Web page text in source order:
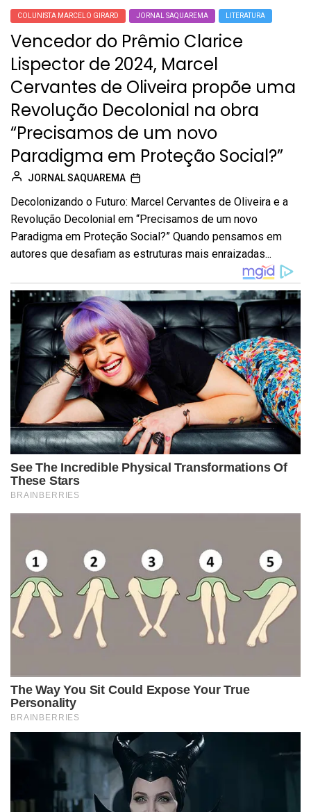
COLUNISTA MARCELO GIRARD JORNAL SAQUAREMA LITERATURA
Vencedor do Prêmio Clarice
Lispector de 2024, Marcel
Cervantes de Oliveira propõe uma
Revolução Decolonial na obra
“Precisamos de um novo
Paradigma em Proteção Social?”
JORNAL SAQUAREMA
Decolonizando o Futuro: Marcel Cervantes de Oliveira e a
Revolução Decolonial em “Precisamos de um novo
Paradigma em Proteção Social?” Quando pensamos em
autores que desafiam as estruturas mais enraizadas...